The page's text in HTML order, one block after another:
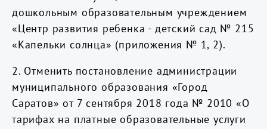
дошкольным образовательным учреждением
«Центр развития ребенка - детский сад № 215
«Капельки солнца» (приложения № 1, 2).
2. Отменить постановление администрации
муниципального образования «Город
Саратов» от 7 сентября 2018 года № 2010 «О
тарифах на платные образовательные услуги